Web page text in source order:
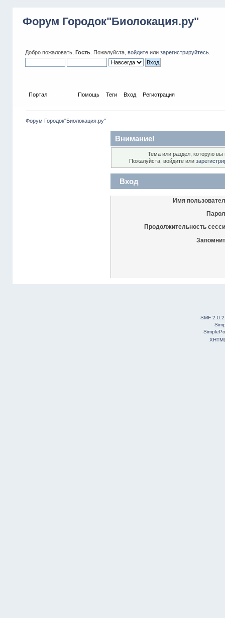
Форум Городок"Биолокация.ру"
Добро пожаловать, Гость. Пожалуйста, войдитеили зарегистрируйтесь.
Портал Помощь Теги Вход Регистрация
Форум Городок"Биолокация.ру"
Внимание!
Тема или раздел, которую вы
Пожалуйста, войдите или
Вход
Имя
Продолжительность
SMF 2.0.2